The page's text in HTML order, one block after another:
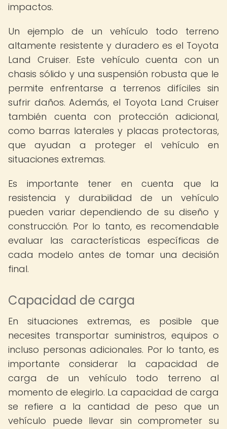
impactos.
Un ejemplo de un vehículo todo terreno
altamente resistente y duradero es el Toyota
Land Cruiser. Este vehículo cuenta con un
chasis sólido y una suspensión robusta que le
permite enfrentarse a terrenos difíciles sin
sufrir daños. Además, el Toyota Land Cruiser
también cuenta con protección adicional,
como barras laterales y placas protectoras,
que ayudan a proteger el vehículo en
situaciones extremas.
Es importante tener en cuenta que la
resistencia y durabilidad de un vehículo
pueden variar dependiendo de su diseño y
construcción. Por lo tanto, es recomendable
evaluar las características específicas de
cada modelo antes de tomar una decisión
final.
Capacidad de carga
En situaciones extremas, es posible que
necesites transportar suministros, equipos o
incluso personas adicionales. Por lo tanto, es
importante considerar la capacidad de
carga de un vehículo todo terreno al
momento de elegirlo. La capacidad de carga
se refiere a la cantidad de peso que un
vehículo puede llevar sin comprometer su